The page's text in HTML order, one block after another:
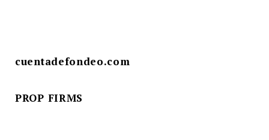
cuentadefondeo.com
PROP FIRMS